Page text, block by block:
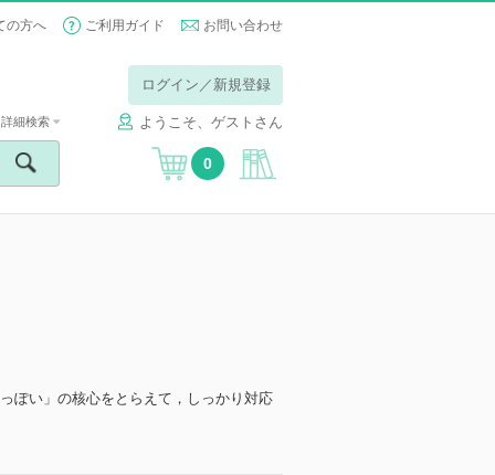
の方へ ご利用ガイド お問い合わせ
ログイン／新規登録
ようこそ、ゲストさん
詳細検索
0
ぽい」の核心をとらえて，しっかり対応